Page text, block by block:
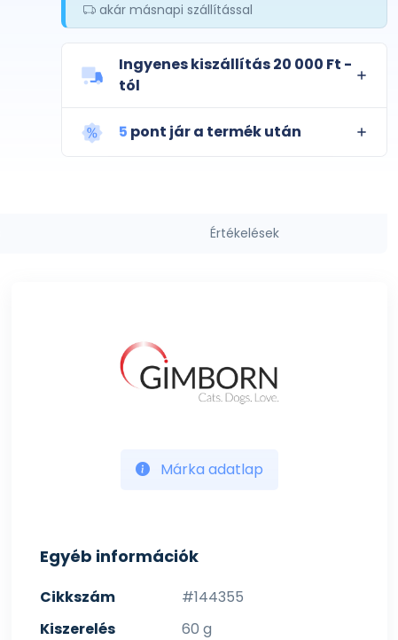
akár másnapi szállítással
Ingyenes kiszállítás 20 000 Ft -
tól
5 pont jár a termék után
Értékelések
Márka adatlap
Egyéb információk
Cikkszám
#144355
Kiszerelés
60 g